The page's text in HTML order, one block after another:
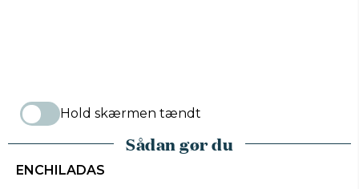
Hold skærmen tændt
Sådan gør du
ENCHILADAS